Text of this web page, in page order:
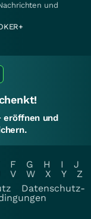
und
eröffnen und
F G H I
J
V W X Y
Z
Datenschutz-